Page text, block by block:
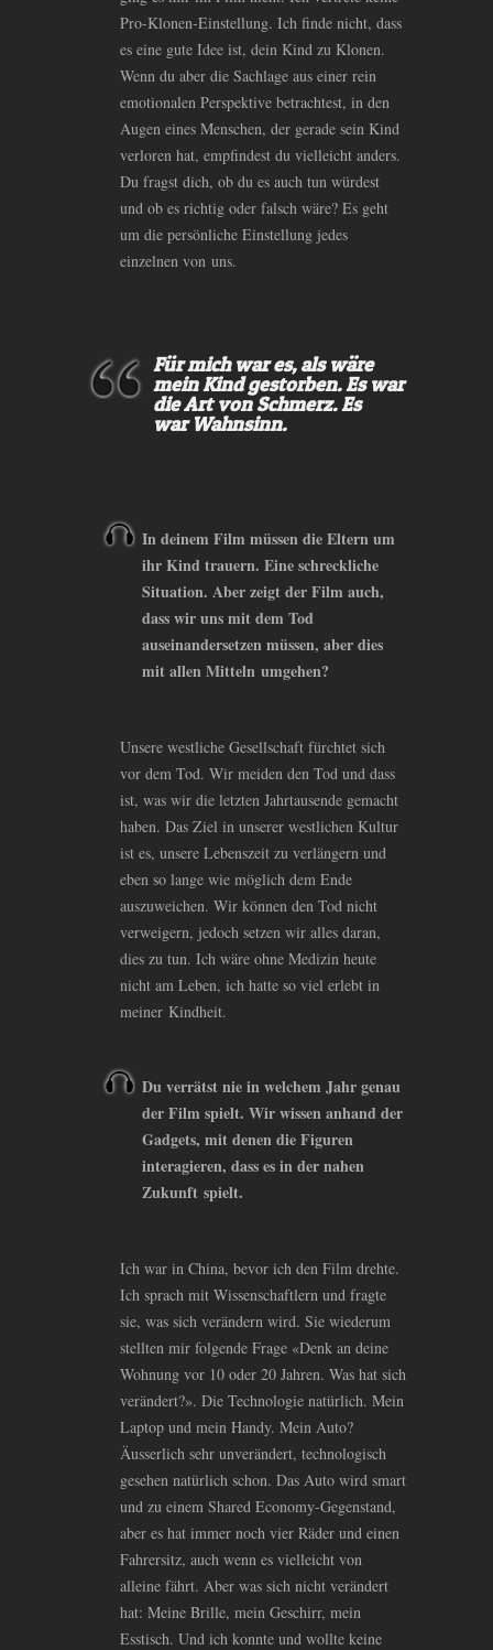
Pro-Klonen-Einstellung. Ich finde nicht, dass
es eine gute Idee ist, dein Kind zu Klonen.
Wenn du aber die Sachlage aus einer rein
emotionalen Perspektive betrachtest, in den
Augen eines Menschen, der gerade sein Kind
verloren hat, empfindest du vielleicht anders.
Du fragst dich, ob du es auch tun würdest
und ob es richtig oder falsch wäre? Es geht
um die persönliche Einstellung jedes
einzelnen von uns.
Für mich war es, als wäre
mein Kind gestorben. Es war
die Art von Schmerz. Es
war Wahnsinn.
In deinem Film müssen die Eltern um
ihr Kind trauern. Eine schreckliche
Situation. Aber zeigt der Film auch,
dass wir uns mit dem Tod
auseinandersetzen müssen, aber dies
mit allen Mitteln umgehen?
Unsere westliche Gesellschaft fürchtet sich
vor dem Tod. Wir meiden den Tod und dass
ist, was wir die letzten Jahrtausende gemacht
haben. Das Ziel in unserer westlichen Kultur
ist es, unsere Lebenszeit zu verlängern und
eben so lange wie möglich dem Ende
auszuweichen. Wir können den Tod nicht
verweigern, jedoch setzen wir alles daran,
dies zu tun. Ich wäre ohne Medizin heute
nicht am Leben, ich hatte so viel erlebt in
meiner Kindheit.
Du verrätst nie in welchem Jahr genau
der Film spielt. Wir wissen anhand der
Gadgets, mit denen die Figuren
interagieren, dass es in der nahen
Zukunft spielt.
Ich war in China, bevor ich den Film drehte.
Ich sprach mit Wissenschaftlern und fragte
sie, was sich verändern wird. Sie wiederum
stellten mir folgende Frage «Denk an deine
Wohnung vor 10 oder 20 Jahren. Was hat sich
verändert?». Die Technologie natürlich. Mein
Laptop und mein Handy. Mein Auto?
Äusserlich sehr unverändert, technologisch
gesehen natürlich schon. Das Auto wird smart
und zu einem Shared Economy-Gegenstand,
aber es hat immer noch vier Räder und einen
Fahrersitz, auch wenn es vielleicht von
alleine fährt. Aber was sich nicht verändert
hat: Meine Brille, mein Geschirr, mein
Esstisch. Und ich konnte und wollte keine